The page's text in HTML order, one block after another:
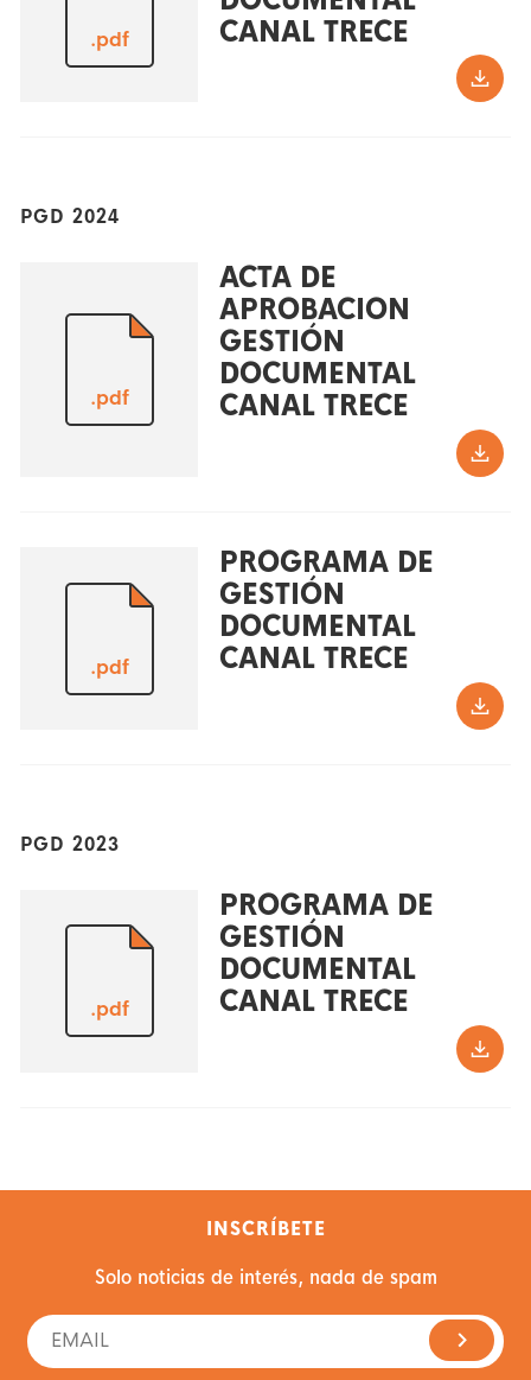
.pdf
CANAL TRECE
PGD 2024
.pdf
ACTA DE
APROBACION
GESTIÓN
DOCUMENTAL
CANAL TRECE
.pdf
PROGRAMA DE
GESTIÓN
DOCUMENTAL
CANAL TRECE
PGD 2023
.pdf
PROGRAMA DE
GESTIÓN
DOCUMENTAL
CANAL TRECE
INSCRÍBETE
Solo noticias de interés, nada de spam